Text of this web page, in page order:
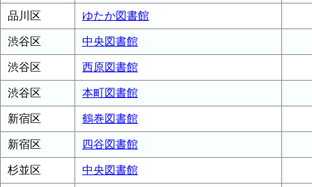
品川区 ゆたか図書館
渋谷区 中央図書館
渋谷区 西原図書館
渋谷区 本町図書館
新宿区 鶴巻図書館
新宿区 四谷図書館
杉並区 中央図書館